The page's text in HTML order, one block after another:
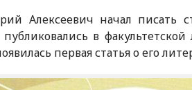
Алексеевич начал писать
в факультетской
первая статья о его